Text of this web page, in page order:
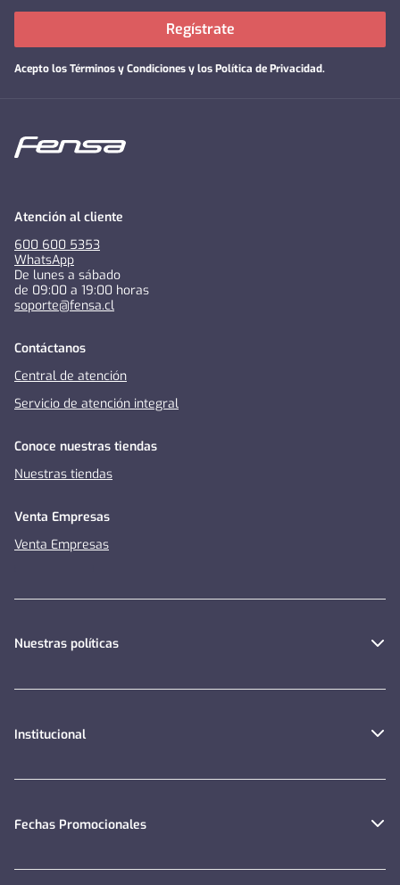
Acepto losTérminos y Condiciones y los Política de Privacidad.
Regístrate
Atención al cliente
600 600 5353
WhatsApp
De lunes a sábado
de 09:00 a 19:00 horas
soporte@fensa.cl
Contáctanos
Central de atención
Servicio de atención integral
Conoce nuestras tiendas
Nuestras tiendas
Venta Empresas
Venta Empresas
Nuestras políticas
Institucional
Fechas Promocionales